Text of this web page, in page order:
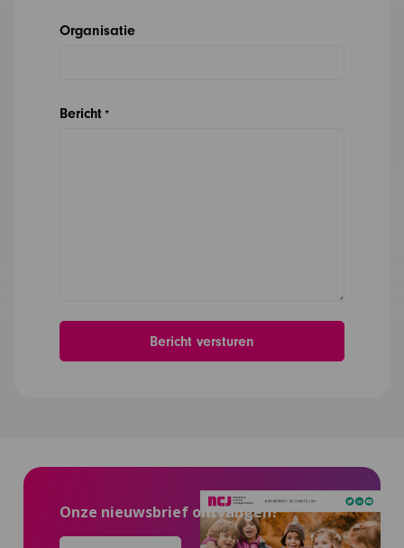
Organisatie
Bericht *
Onze nieuwsbrief ontvangen?